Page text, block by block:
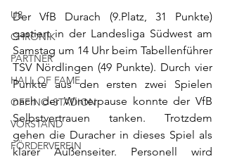
U8
CHRONIK
PARTNER
HALL OF FAME
OFFINO-STADION
VORSTAND
FÖRDERVEREIN
Der VfB Durach (9.Platz, 31 Punkte)
gastiert in der Landesliga Südwest am
Samstag um 14 Uhr beim Tabellenführer
TSV Nördlingen (49 Punkte). Durch vier
Punkte aus den ersten zwei Spielen
nach der Winterpause konnte der VfB
Selbstvertrauen tanken. Trotzdem
gehen die Duracher in dieses Spiel als
klarer Außenseiter. Personell wird